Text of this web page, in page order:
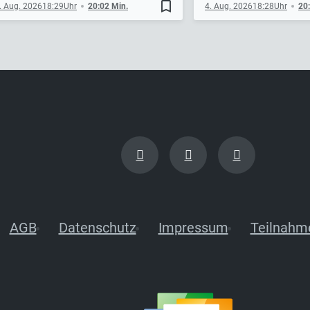
Aug. 202618:29 20:02 Min. bookmark_border 4. Aug. 202618:28
AGB Datenschutz Impressum